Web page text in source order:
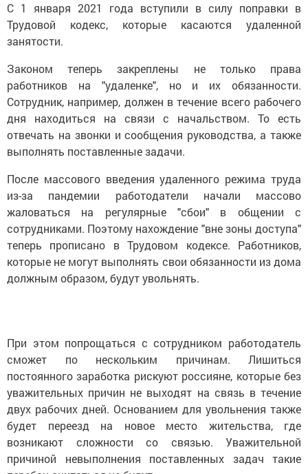
С 1 января 2021 года вступили в силу поправки в
Трудовой кодекс, которые касаются удаленной
занятости.
Законом теперь закреплены не только права
работников на "удаленке", но и их обязанности.
Сотрудник, например, должен в течение всего рабочего
дня находиться на связи с начальством. То есть
отвечать на звонки и сообщения руководства, а также
выполнять поставленные задачи.
После массового введения удаленного режима труда
из-за пандемии работодатели начали массово
жаловаться на регулярные "сбои" в общении с
сотрудниками. Поэтому нахождение "вне зоны доступа"
теперь прописано в Трудовом кодексе. Работников,
которые не могут выполнять свои обязанности из дома
должным образом, будут увольнять.
При этом попрощаться с сотрудником работодатель
сможет по нескольким причинам. Лишиться
постоянного заработка рискуют россияне, которые без
уважительных причин не выходят на связь в течение
двух рабочих дней. Основанием для увольнения также
будет переезд на новое место жительства, где
возникают сложности со связью. Уважительной
причиной невыполнения поставленных задач такие